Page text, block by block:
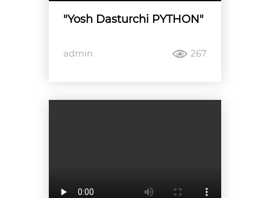
"Yosh Dasturchi PYTHON"
admin 267